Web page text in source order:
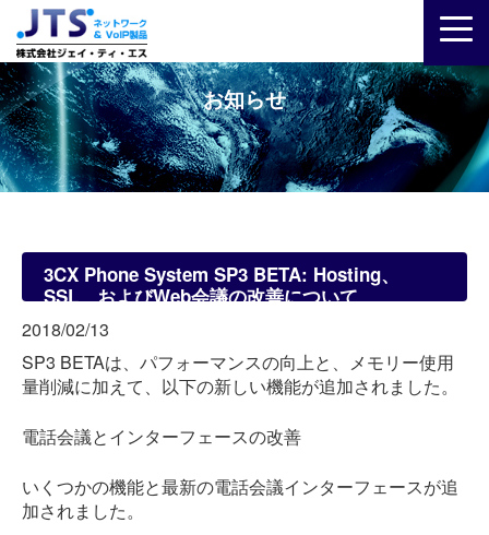
お知らせ
3CX Phone System SP3 BETA: Hosting、
SSL、およびWeb会議の改善について
2018/02/13
SP3 BETAは、パフォーマンスの向上と、メモリー使用
量削減に加えて、以下の新しい機能が追加されました。
電話会議とインターフェースの改善
いくつかの機能と最新の電話会議インターフェースが追
加されました。